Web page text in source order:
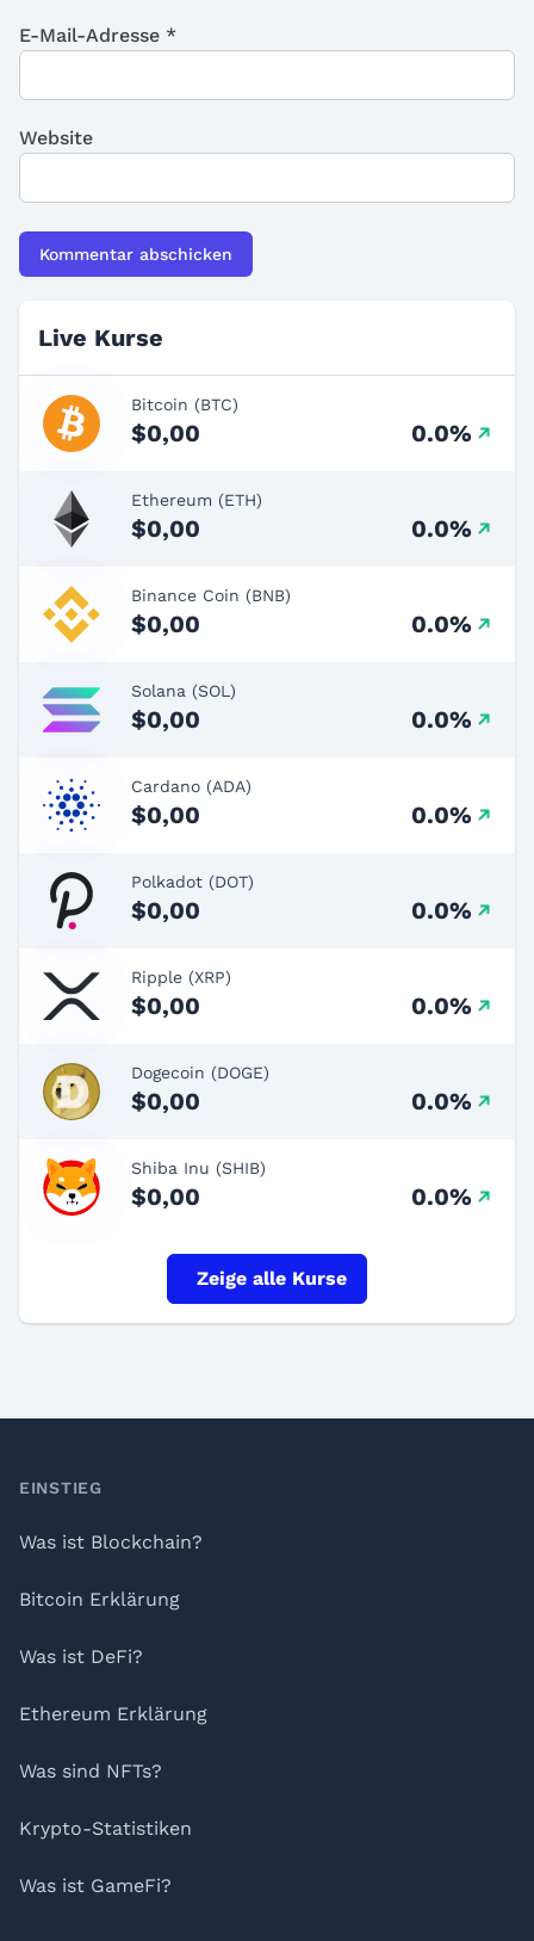
E-Mail-Adresse *
Website
Live Kurse
Bitcoin (BTC)
$0,00 0.0%
Ethereum (ETH)
$0,00 0.0%
Binance Coin (BNB)
$0,00 0.0%
Solana (SOL)
$0,00 0.0%
Cardano (ADA)
$0,00 0.0%
Polkadot (DOT)
$0,00 0.0%
Ripple (XRP)
$0,00 0.0%
Dogecoin (DOGE)
$0,00 0.0%
Shiba Inu (SHIB)
$0,00 0.0%
Zeige alle Kurse
Footer
EINSTIEG
Was ist Blockchain?
Bitcoin Erklärung
Was ist DeFi?
Ethereum Erklärung
Was sind NFTs?
Krypto-Statistiken
Was ist GameFi?